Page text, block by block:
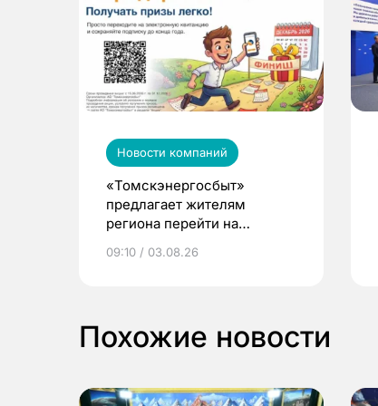
Новости компаний
«Томскэнергосбыт»
предлагает жителям
региона перейти на
выиграть призы
09:10 / 03.08.26
Похожие новости